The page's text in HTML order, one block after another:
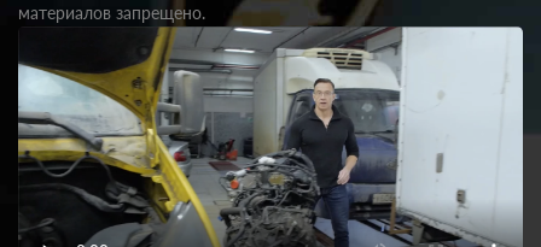
материалов запрещено.